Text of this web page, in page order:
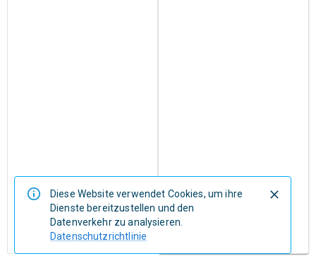
Diese Website verwendet Cookies, um ihre
Dienste bereitzustellen und den
Datenverkehr zu analysieren.
Datenschutzrichtlinie